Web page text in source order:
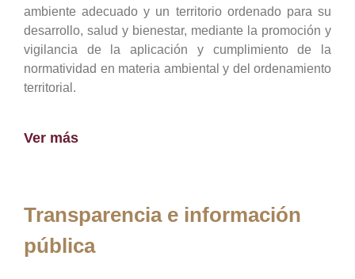
ambiente adecuado y un territorio ordenado para su
desarrollo, salud y bienestar, mediante la promoción y
vigilancia de la aplicación y cumplimiento de la
normatividad en materia ambiental y del ordenamiento
territorial.
Ver más
Transparencia e información
pública